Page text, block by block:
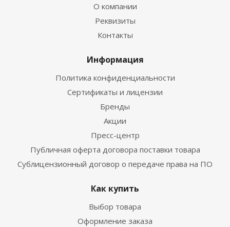
О компании
Реквизиты
Контакты
Информация
Политика конфиденциальности
Сертификаты и лицензии
Бренды
Акции
Пресс-центр
Публичная оферта договора поставки товара
Сублицензионный договор о передаче права на ПО
Как купить
Выбор товара
Оформление заказа